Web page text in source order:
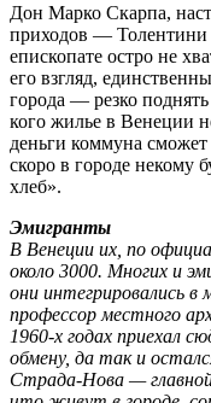
Дон Марко Скарпа,
приходов — Толентини
епископате остро не
его взгляд,
города — резко
кого жилье в Венеции
деньги коммуна
скоро в городе некому
хлеб».
Эмигранты
В Венеции их, по
около 3000. Многих и
они интегрировались
профессор местного
1960-х годах приехал
обмену, да так и
Страда-Нова —